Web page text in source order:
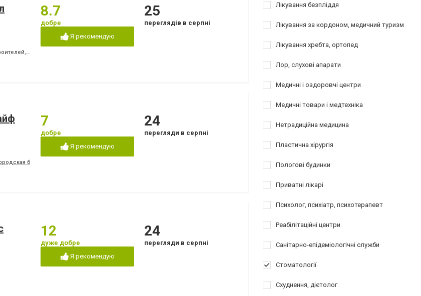
, +380 (67) 939-27-87 пр. Победы
8.7
добре
Я рекомендую
25
переглядів в серпні
больница №2, конечная остановка троллейбусов "8" и "15", маршрутных такси 154,154А,112,145,110)
7
добре
Я рекомендую
24
перегляди в серпні
12
дуже добре
Я рекомендую
24
перегляди в серпні
Лікування безпліддя
Лікування за кордоном, медичний туризм
Лікування хребта, ортопед
Лор, слухові апарати
Медичні і оздоровчі центри
Медичні товари і медтехніка
Нетрадиційна медицина
Пластична хірургія
Пологові будинки
Приватні лікарі
Психолог, психіатр, психотерапевт
Реабілітаційні центри
Санітарно-епідеміологічні служби
Стоматології
Схуднення, дієтолог